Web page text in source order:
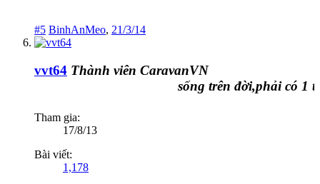
#5 BinhAnMeo, 21/3/14
vvt64 Thành viên CaravanVN
sống trên đời,phải có 1
Tham gia:
17/8/13
Bài viết:
1,178